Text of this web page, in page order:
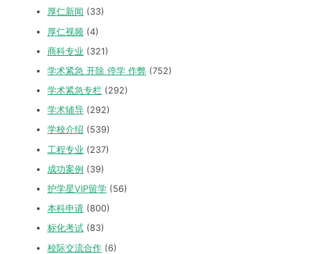
厚仁新闻 (33)
厚仁视频 (4)
商科专业 (321)
学术紧急 开除 停学 作弊 (752)
学术紧急专栏 (292)
学术辅导 (292)
学校介绍 (539)
工程专业 (237)
成功案例 (39)
护学星VIP留学 (56)
本科申请 (800)
标化考试 (83)
校际交流合作 (6)